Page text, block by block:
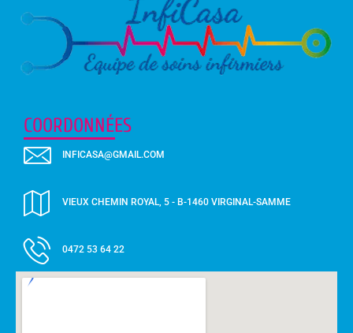
COORDONNÉES
INFICASA@GMAIL.COM
VIEUX CHEMIN ROYAL, 5 - B-1460 VIRGINAL-SAMME
0472 53 64 22